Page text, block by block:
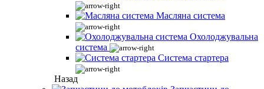
Масляна система
Охолоджувальна
система
Система стартера
Назад